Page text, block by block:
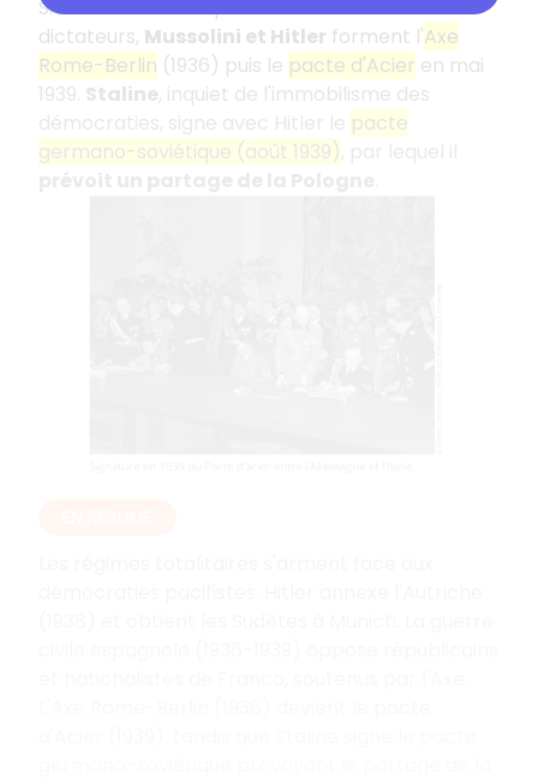
Si Franco ne s'allie pas formellement avec ces
dictateurs, Mussolini et Hitler forment l'Axe
Rome-Berlin (1936) puis le pacte d'Acier en mai
1939. Staline, inquiet de l'immobilisme des
démocraties, signe avec Hitler le pacte
germano-soviétique (août 1939)